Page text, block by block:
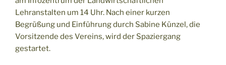
Lehranstalten um 14 Uhr. Nach einer kurzen
Begrüßung und Einführung durch Sabine Künzel, die
Vorsitzende des Vereins, wird der Spaziergang
gestartet.